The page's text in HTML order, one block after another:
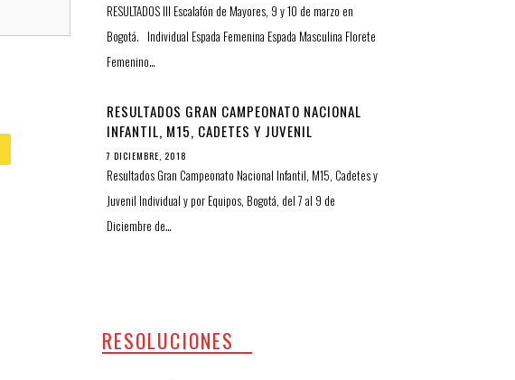
RESULTADOS III Escalafón de Mayores, 9 y 10 de marzo en
Bogotá. Individual Espada Femenina Espada Masculina Florete
Femenino…
RESULTADOS GRAN CAMPEONATO NACIONAL
INFANTIL, M15, CADETES Y JUVENIL
INDIVIDUAL Y POR EQUIPOS
7 DICIEMBRE, 2018
Resultados Gran Campeonato Nacional Infantil, M15, Cadetes y
Juvenil Individual y por Equipos, Bogotá, del 7 al 9 de
Diciembre de…
RESOLUCIONES